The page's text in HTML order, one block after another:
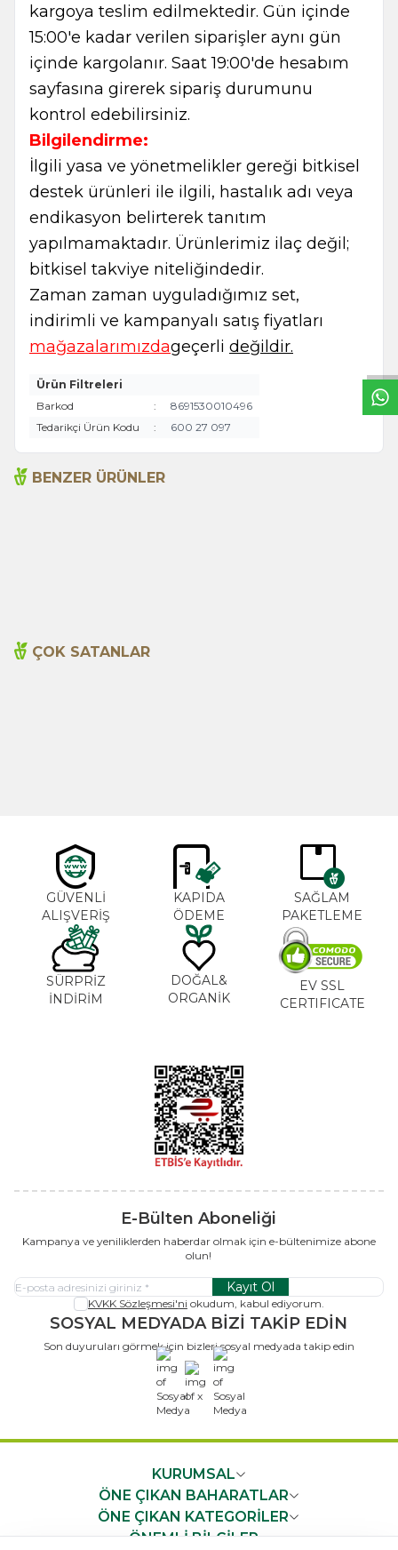
kargoya teslim edilmektedir. Gün içinde
15:00'e kadar verilen siparişler aynı gün
içinde kargolanır. Saat 19:00'de hesabım
sayfasına girerek sipariş durumunu
kontrol edebilirsiniz.
Bilgilendirme:
İlgili yasa ve yönetmelikler gereği bitkisel
destek ürünleri ile ilgili, hastalık adı veya
endikasyon belirterek tanıtım
yapılmamaktadır. Ürünlerimiz ilaç değil;
bitkisel takviye niteliğindedir.
Zaman zaman uyguladığımız set,
indirimli ve kampanyalı satış fiyatları
mağazalarımızdageçerli değildir.
Ürün Filtreleri
Barkod
:
8691530010496
Tedarikçi Ürün Kodu
: 600 27 097
BENZER ÜRÜNLER
ÇOK SATANLAR
GÜVENLİ
ALIŞVERİŞ
KAPIDA
ÖDEME
SAĞLAM
PAKETLEME
SÜRPRİZ
İNDİRİM
DOĞAL&
ORGANİK
EV SSL
CERTIFICATE
E-Bülten Aboneliği
Kampanya ve yeniliklerden haberdar olmak için e-bültenimize abone
olun!
Kayıt Ol
KVKK Sözleşmesi'ni okudum, kabul ediyorum.
SOSYAL MEDYADA BİZİ TAKİP EDİN
Son duyuruları görmek için bizleri sosyal medyada takip edin
x
KURUMSAL
ÖNE ÇIKAN BAHARATLAR
ÖNE ÇIKAN KATEGORİLER
ÖNEMLİ BİLGİLER